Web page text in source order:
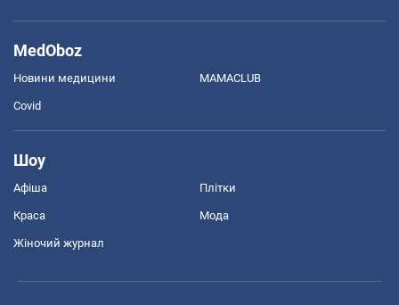
MedOboz
Новини медицини MAMACLUB
Covid
Шоу
Афіша Плітки
Краса Мода
Жіночий журнал